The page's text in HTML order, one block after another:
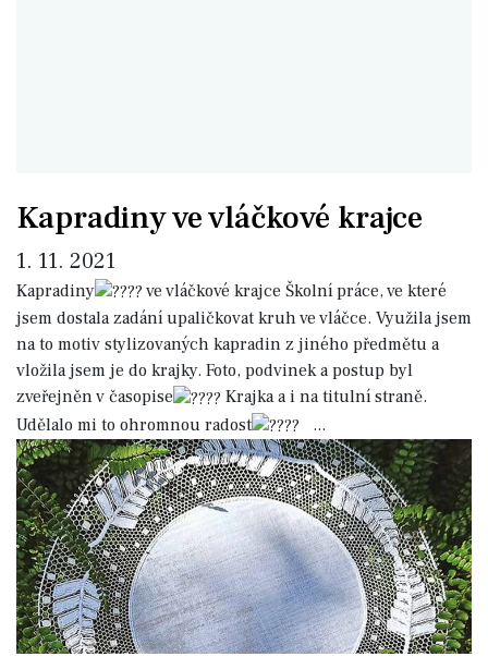
Kapradiny ve vláčkové krajce
1. 11. 2021
Kapradiny ve vláčkové krajce Školní práce, ve které
jsem dostala zadání upaličkovat kruh ve vláčce. Využila jsem
na to motiv stylizovaných kapradin z jiného předmětu a
vložila jsem je do krajky. Foto, podvinek a postup byl
zveřejněn v časopise
Krajka a i na titulní straně.
Udělalo mi to ohromnou radost
...